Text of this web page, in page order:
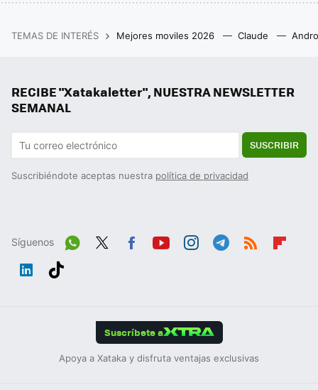
TEMAS DE INTERÉS Mejores moviles 2026 Claude
RECIBE "Xatakaletter", NUESTRA NEWSLETTER
SEMANAL
SUSCRIBIR
Suscribiéndote aceptas nuestra política de privacidad
Síguenos
Wh
Suscríbete a
Apoya a Xataka y disfruta ventajas exclusivas